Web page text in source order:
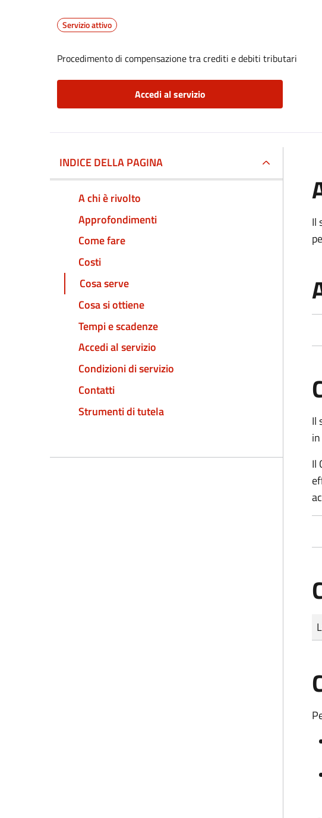
Servizio attivo
Procedimento di compensazione tra crediti e debiti tributari
Accedi al servizio
INDICE DELLA PAGINA
A chi è rivolto
Approfondimenti
Come fare
Costi
Cosa serve
Cosa si ottiene
Tempi e scadenze
Accedi al servizio
Condizioni di servizio
Contatti
Strumenti di tutela
Il
Il
Il